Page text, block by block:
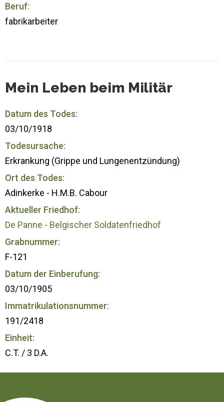
Beruf:
fabrikarbeiter
Mein Leben beim Militär
Datum des Todes:
03/10/1918
Todesursache:
Erkrankung (Grippe und Lungenentzündung)
Ort des Todes:
Adinkerke - H.M.B. Cabour
Aktueller Friedhof:
De Panne - Belgischer Soldatenfriedhof
Grabnummer:
F-121
Datum der Einberufung:
03/10/1905
Immatrikulationsnummer:
191/2418
Einheit:
C.T. / 3 D.A.